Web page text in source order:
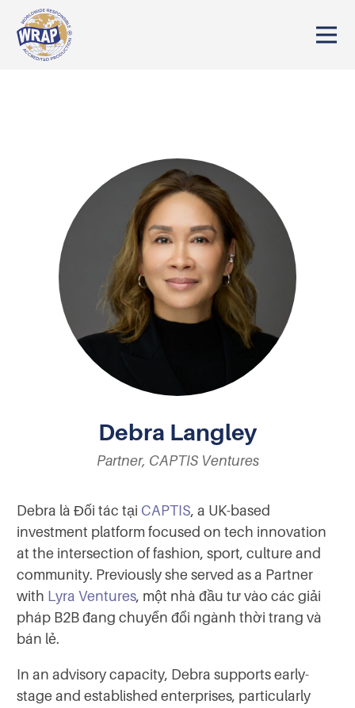
Debra Langley
Partner, CAPTIS Ventures
Debra là Đối tác tại CAPTIS, a UK-based
investment platform focused on tech innovation
at the intersection of fashion, sport, culture and
community. Previously she served as a Partner
with Lyra Ventures, một nhà đầu tư vào các giải
pháp B2B đang chuyển đổi ngành thời trang và
bán lẻ.
In an advisory capacity, Debra supports early-
stage and established enterprises, particularly